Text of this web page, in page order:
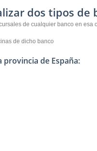
dos tipos de
de cualquier banco en esa
de dicho banco
provincia de España: